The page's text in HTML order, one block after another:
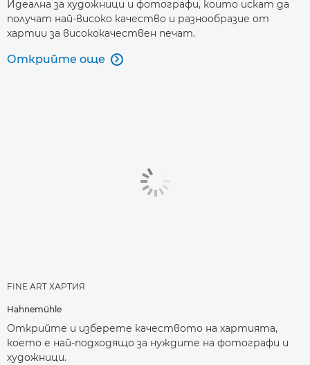
Идеална за художници и фотографи, които искат да
получат най-високо качество и разнообразие от
хартии за висококачествен печат.
Открийте още 
FINE ART ХАРТИЯ
Hahnemühle
Открийте и изберете качеството на хартията,
което е най-подходящо за нуждите на фотографи и
художници.